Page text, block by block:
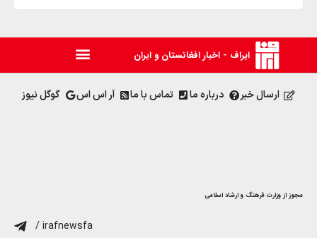
ایراف - اخبار افغانستان و ایران
ارسال خبر درباره ما تماس با ما آر اس اس گوگل نیوز
مجوز از وزارت فرهنگ و ارشاد اسلامی
/ irafnewsfa